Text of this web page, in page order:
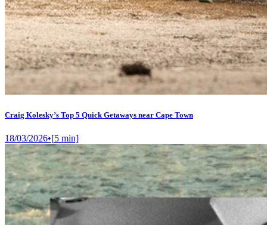
Craig Kolesky’s Top 5 Quick Getaways near Cape Town
18/03/2026•[5 min]